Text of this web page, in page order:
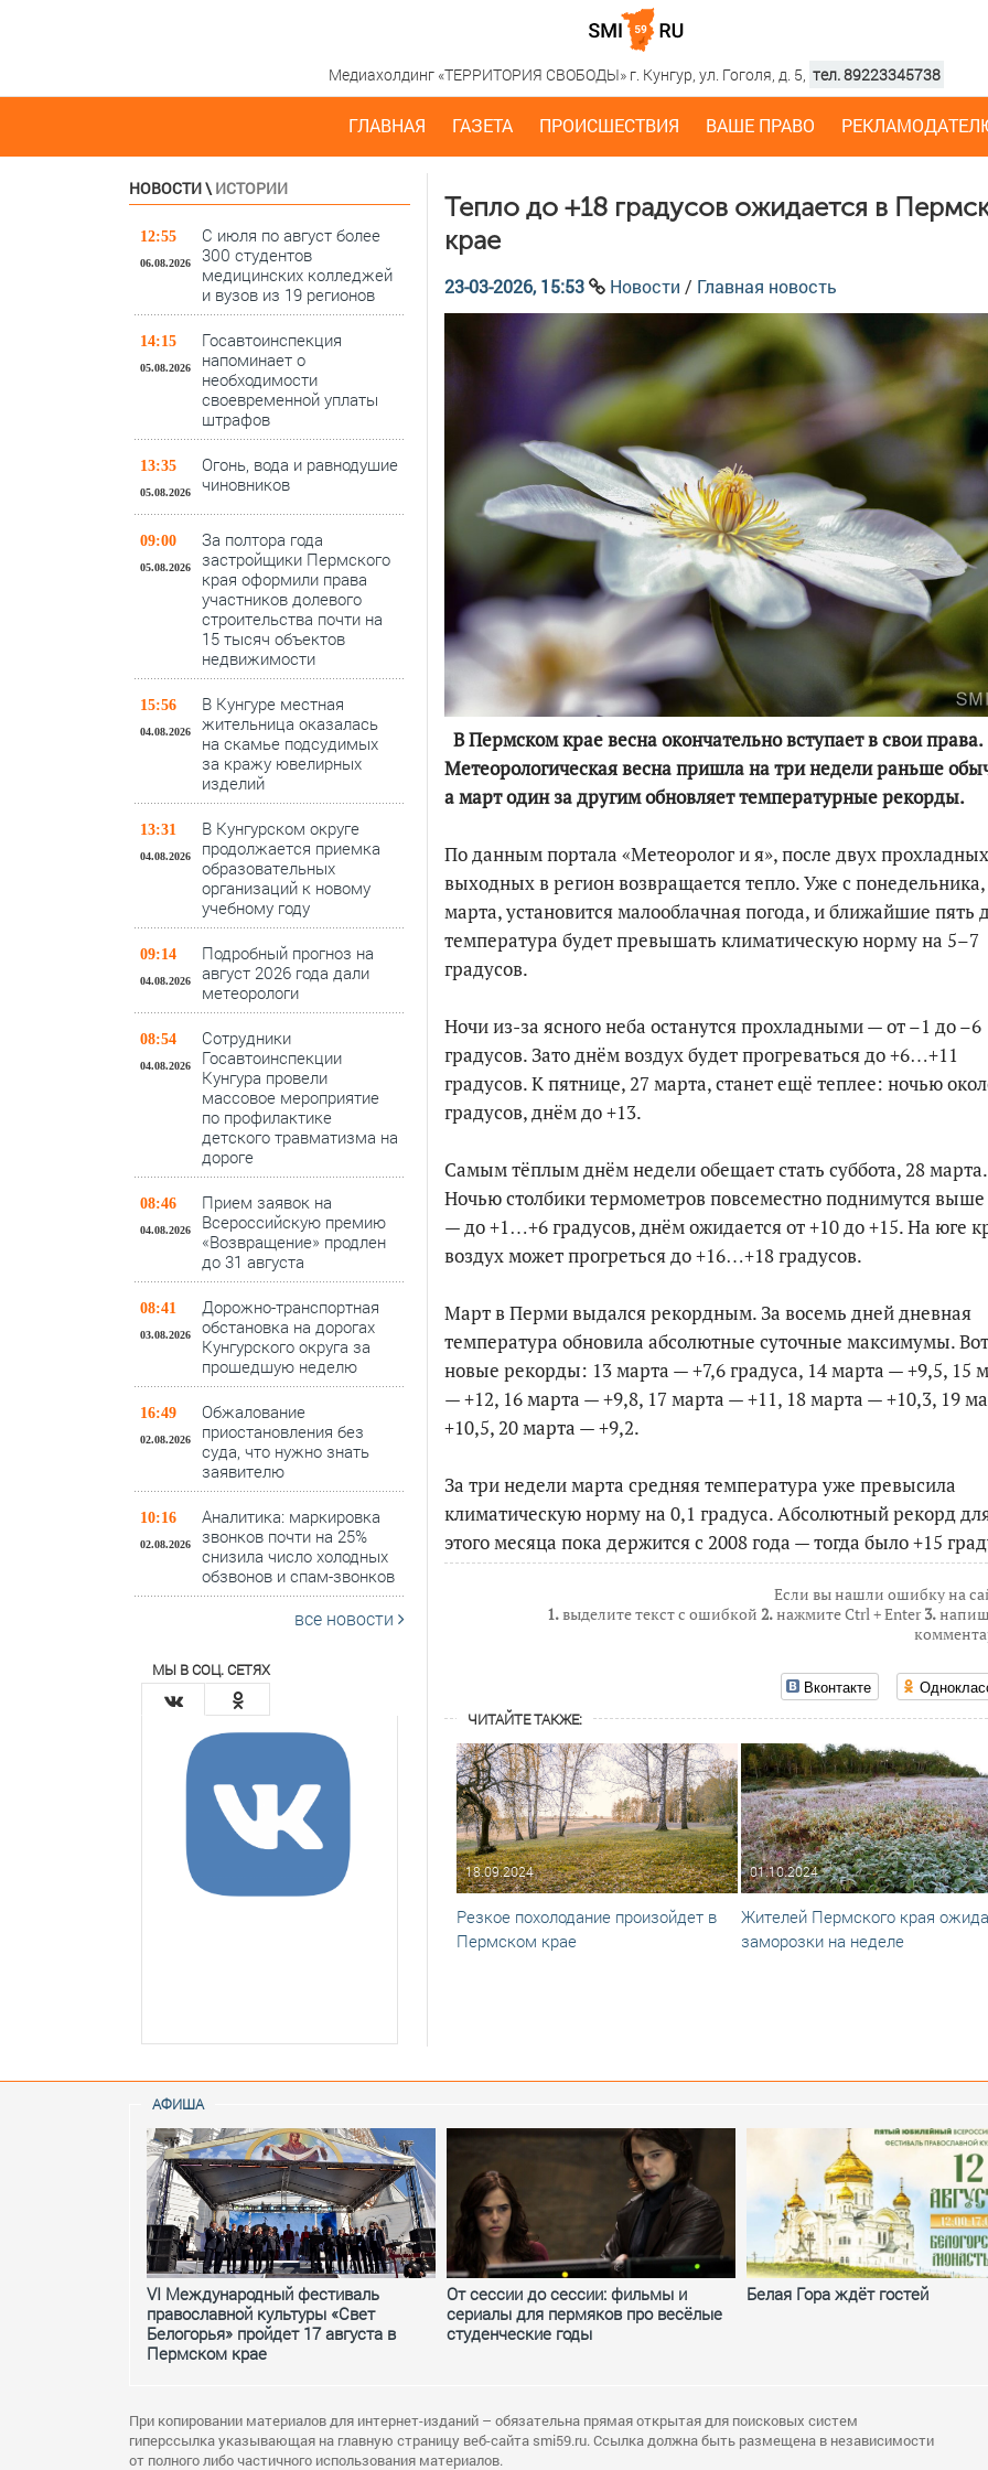
Медиахолдинг «ТЕРРИТОРИЯ СВОБОДЫ» г. Кунгур, ул. Гоголя, д. 5, тел. 89223345738
ГЛАВНАЯ ГАЗЕТА ПРОИСШЕСТВИЯ ВАШЕ ПРАВО
НОВОСТИ\ ИСТОРИИ
12:55
06.08.2026
С июля по август более
300 студентов
медицинских колледжей
и вузов из 19 регионов
14:15
05.08.2026
Госавтоинспекция
напоминает о
необходимости
своевременной уплаты
штрафов
13:35
05.08.2026
Огонь, вода и равнодушие
чиновников
09:00
05.08.2026
За полтора года
застройщики Пермского
края оформили права
участников долевого
строительства почти на
15 тысяч объектов
недвижимости
15:56
04.08.2026
В Кунгуре местная
жительница оказалась
на скамье подсудимых
за кражу ювелирных
изделий
13:31
04.08.2026
В Кунгурском округе
продолжается приемка
образовательных
организаций к новому
учебному году
09:14
04.08.2026
Подробный прогноз на
август 2026 года дали
метеорологи
08:54
04.08.2026
Сотрудники
Госавтоинспекции
Кунгура провели
массовое мероприятие
по профилактике
детского травматизма на
дороге
08:46
04.08.2026
Прием заявок на
Всероссийскую премию
«Возвращение» продлен
до 31 августа
08:41
03.08.2026
Дорожно-транспортная
обстановка на дорогах
Кунгурского округа за
прошедшую неделю
16:49
02.08.2026
Обжалование
приостановления без
суда, что нужно знать
заявителю
10:16
02.08.2026
Аналитика: маркировка
звонков почти на 25%
снизила число холодных
обзвонов и спам-звонков
все новости
МЫ В СОЦ. СЕТЯХ
Тепло до +18 градусов ожидается в
крае
23-03-2026, 15:53 Новости / Главная новость
В Пермском крае весна окончательно вступает в свои права.
Метеорологическая весна пришла на три недели раньше
а март один за другим обновляет температурные рекорды.
По данным портала «Метеоролог и я», после двух прохладных
выходных в регион возвращается тепло. Уже с понедельника,
марта, установится малооблачная погода, и ближайшие пять
температура будет превышать климатическую норму на 5–7
градусов.
Ночи из-за ясного неба останутся прохладными — от –1 до –6
градусов. Зато днём воздух будет прогреваться до +6…+11
градусов. К пятнице, 27 марта, станет ещё теплее: ночью
градусов, днём до +13.
Самым тёплым днём недели обещает стать суббота, 28 марта.
Ночью столбики термометров повсеместно поднимутся выше
— до +1…+6 градусов, днём ожидается от +10 до +15. На юге
воздух может прогреться до +16…+18 градусов.
Март в Перми выдался рекордным. За восемь дней дневная
температура обновила абсолютные суточные максимумы. Вот
новые рекорды: 13 марта — +7,6 градуса, 14 марта — +9,5, 15
— +12, 16 марта — +9,8, 17 марта — +11, 18 марта — +10,3, 19
+10,5, 20 марта — +9,2.
За три недели марта средняя температура уже превысила
климатическую норму на 0,1 градуса. Абсолютный рекорд
этого месяца пока держится с 2008 года — тогда было +15
Если вы нашли ошибку на
1.выделите текст с ошибкой 2.нажмите Ctrl + Enter3.
Вконтакте
ЧИТАЙТЕ ТАКЖЕ:
18.09.2024
Резкое похолодание произойдет в
Пермском крае
01.10.2024
Жителей Пермского края
заморозки на неделе
По итогам первой
АФИША
VI Международный фестиваль
православной культуры «Свет
Белогорья» пройдет 17 августа в
Пермском крае
От сессии до сессии: фильмы и
сериалы для пермяков про весёлые
студенческие годы
Белая Гора ждёт гостей
При копировании материалов для интернет-изданий – обязательна прямая открытая для поисковых систем
гиперссылка указывающая на главную страницу веб-сайта smi59.ru. Ссылка должна быть размещена в независимости
от полного либо частичного использования материалов.